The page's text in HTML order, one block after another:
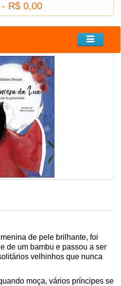
0 - R$ 0,00
de pele brilhante, foi
de um bambu e passou a ser
velhinhos que nunca
moça, vários príncipes se